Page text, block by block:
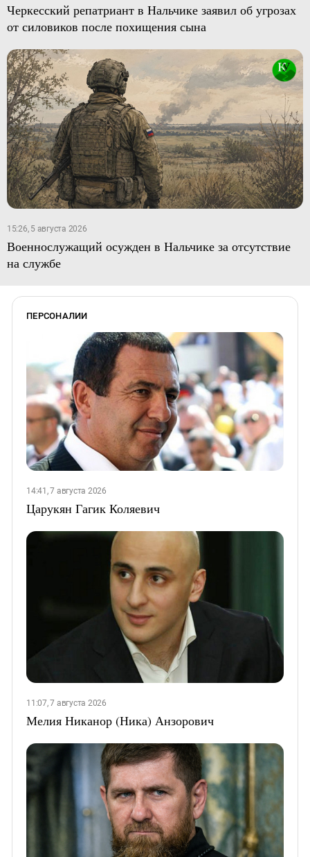
Черкесский репатриант в Нальчике заявил об угрозах
от силовиков после похищения сына
15:26, 5 августа 2026
Военнослужащий осужден в Нальчике за отсутствие
на службе
ПЕРСОНАЛИИ
14:41, 7 августа 2026
Царукян Гагик Коляевич
11:07, 7 августа 2026
Мелия Никанор (Ника) Анзорович